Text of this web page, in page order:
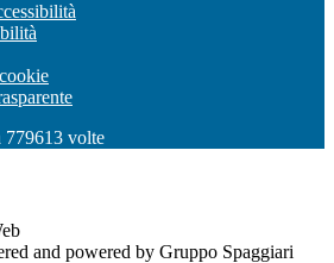
779613 volte
and powered by Gruppo Spaggiari